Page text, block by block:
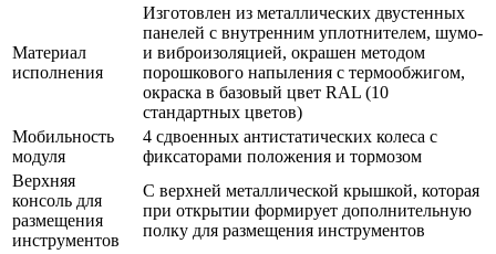
Материал
исполнения
Изготовлен из металлических двустенных
панелей с внутренним уплотнителем, шумо-
и виброизоляцией, окрашен методом
порошкового напыления с термообжигом,
окраска в базовый цвет RAL (10
стандартных цветов)
Мобильность
модуля
4 сдвоенных антистатических колеса с
фиксаторами положения и тормозом
Верхняя
консоль для
размещения
инструментов
С верхней металлической крышкой, которая
при открытии формирует дополнительную
полку для размещения инструментов